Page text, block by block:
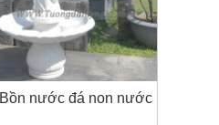
Bồn nước đá non nước